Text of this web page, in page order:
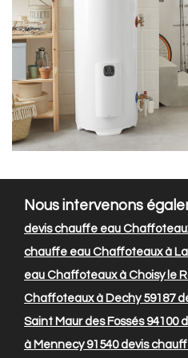
Nous intervenons
devis chauffe eau
chauffe eau Chaffoteaux à
eau Chaffoteaux à Choisy le
Chaffoteaux à Dechy 59187
Saint Maur des Fossés 94100
à Mennecy 91540devis